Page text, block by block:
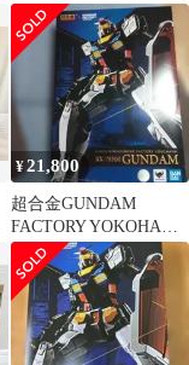
KOHAMARX-
78F00GUNDAM
¥21,800
超合金GUNDAM
FACTORY YOKOHAMA
RX-78F00 ガンダム